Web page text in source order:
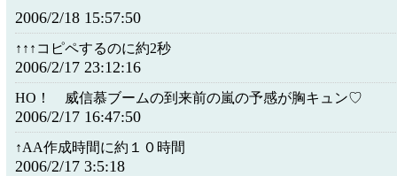
2006/2/18 15:57:50
↑↑↑コピペするのに約2秒
2006/2/17 23:12:16
HO！ 威信慕ブームの到来前の嵐の予感が胸キュン♡
2006/2/17 16:47:50
↑AA作成時間に約１０時間
2006/2/17 3:5:18